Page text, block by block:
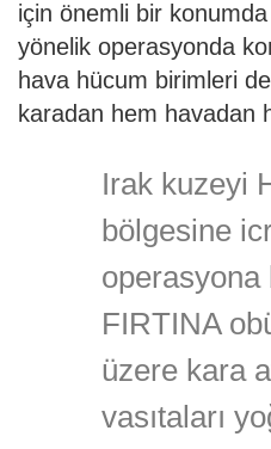
için önemli bir konumda
yönelik operasyonda
hava hücum birimleri
karadan hem havadan
Irak kuzeyi
bölgesine
operasyona
FIRTINA
üzere kara
vasıtaları